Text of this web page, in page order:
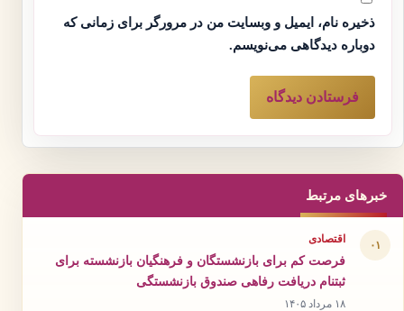
ذخیره نام، ایمیل و وبسایت من در مرورگر برای زمانی که
دوباره دیدگاهی می‌نویسم.
خبرهای مرتبط
۰۱ اقتصادی
فرصت کم برای بازنشستگان و فرهنگیان بازنشسته برای
ثبتنام دریافت رفاهی صندوق بازنشستگی
۱۸ مرداد ۱۴۰۵